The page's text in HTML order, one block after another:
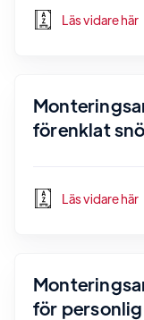
Läs vidare här
förenklat
Läs vidare här
för